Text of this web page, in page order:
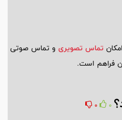
تماس تصویری و تماس صوتی
فراهم است.
0
0